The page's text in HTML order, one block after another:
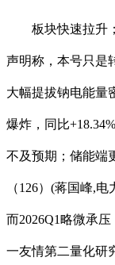
板块快速拉升；
声明称，本号只是
大幅提拔钠电能量
爆炸，同比
不及预期；储能端
（126）(蒋国峰,
而2026Q1略微承
一友情第二量化研